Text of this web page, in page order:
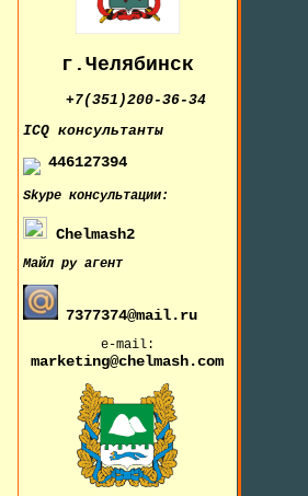
г.Челябинск
+7(351)200-36-34
IСQ консультанты
446127394
Skypeконсультации:
Chelmash2
Майл ру агент
7377374@mail.ru
e-mail:
marketing@chelmash.com